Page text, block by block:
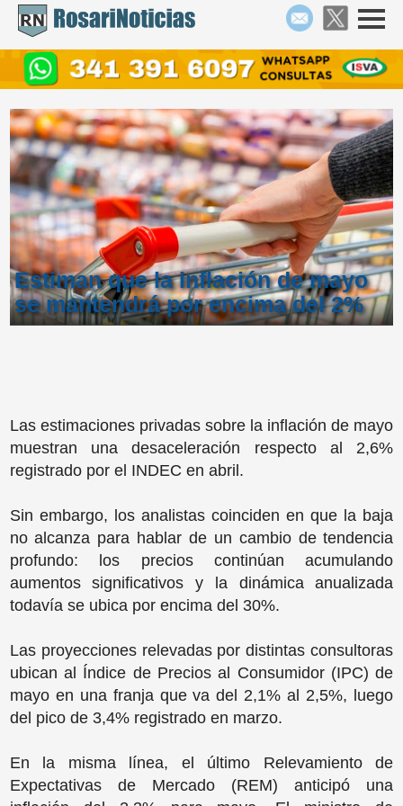
Estiman que la inflación de mayo
se mantendrá por encima del 2%
Las estimaciones privadas sobre la inflación de mayo
muestran una desaceleración respecto al 2,6%
registrado por el INDEC en abril.
Sin embargo, los analistas coinciden en que la baja
no alcanza para hablar de un cambio de tendencia
profundo: los precios continúan acumulando
aumentos significativos y la dinámica anualizada
todavía se ubica por encima del 30%.
Las proyecciones relevadas por distintas consultoras
ubican al Índice de Precios al Consumidor (IPC) de
mayo en una franja que va del 2,1% al 2,5%, luego
del pico de 3,4% registrado en marzo.
En la misma línea, el último Relevamiento de
Expectativas de Mercado (REM) anticipó una